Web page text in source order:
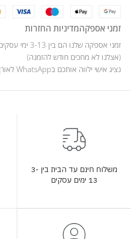
זמני אספקהמדיניות החזרות
זמני אספקה שלנו הם בין 3-13 ימי עסקים .
(אצלנו לא מחכים חודש להזמנה)
נציג אישי ילווה אותכם בWhatsApp לאורך כל מהלך ההזמנה .
משלוח חינם עד הבית בין 3-
13 ימים עסקים